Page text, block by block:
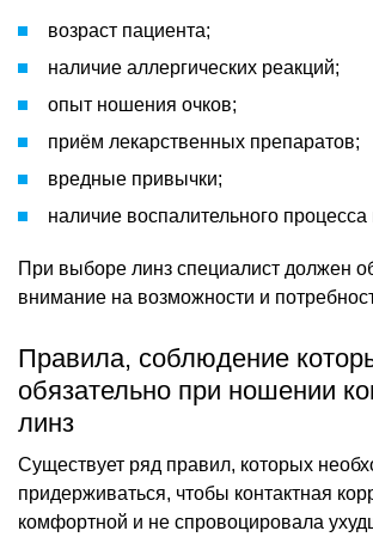
возраст пациента;
наличие аллергических реакций;
опыт ношения очков;
приём лекарственных препаратов;
вредные привычки;
наличие воспалительного процесса
При выборе линз специалист должен
внимание на возможности и
Правила, соблюдение
обязательно при ношении
линз
Существует ряд правил, которых
придерживаться, чтобы контактная
комфортной и не спровоцировала